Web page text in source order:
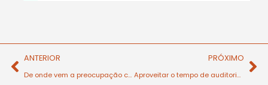
ANTERIOR
De onde vem a preocupação com a defesa dos alimentos ?
PRÓXIMO
Aproveitar o tempo de auditoria interna